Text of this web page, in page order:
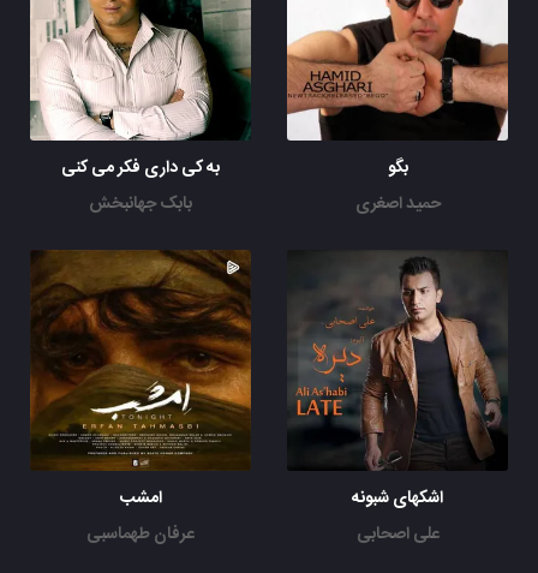
بگو
حمید اصغری
به کی داری فکر می کنی
بابک جهانبخش
اشکهای شبونه
علی اصحابی
امشب
عرفان طهماسبی